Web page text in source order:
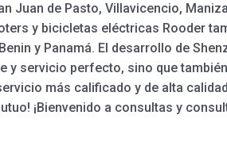
Juan de Pasto, Villavicencio,
y bicicletas eléctricas Rooder
y Panamá. El desarrollo de
y servicio perfecto, sino que
más calificado y de alta
¡Bienvenido a consultas y